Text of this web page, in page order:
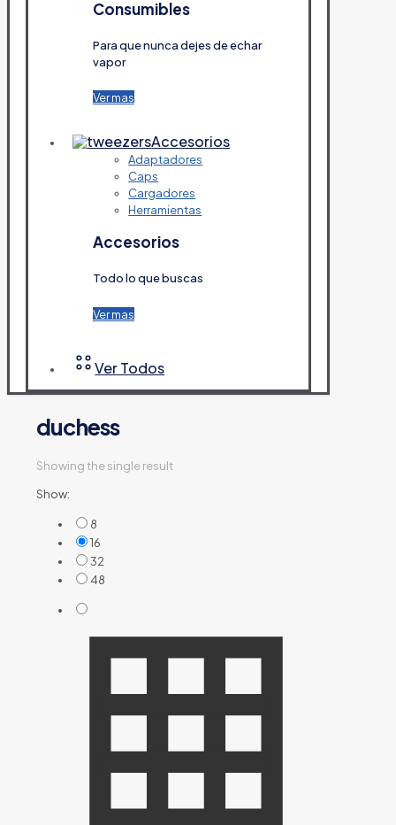
Consumibles
Para que nunca dejes de echar
vapor
Ver mas
Accesorios
Adaptadores
Caps
Cargadores
Herramientas
Accesorios
Todo lo que buscas
Ver mas
Ver Todos
duchess
Showing the single result
Show:
8
16
32
48